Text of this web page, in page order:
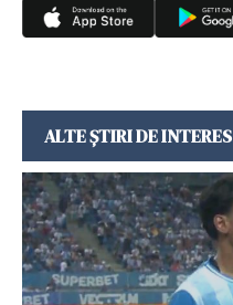
ALTE ȘTIRI DE INTERES